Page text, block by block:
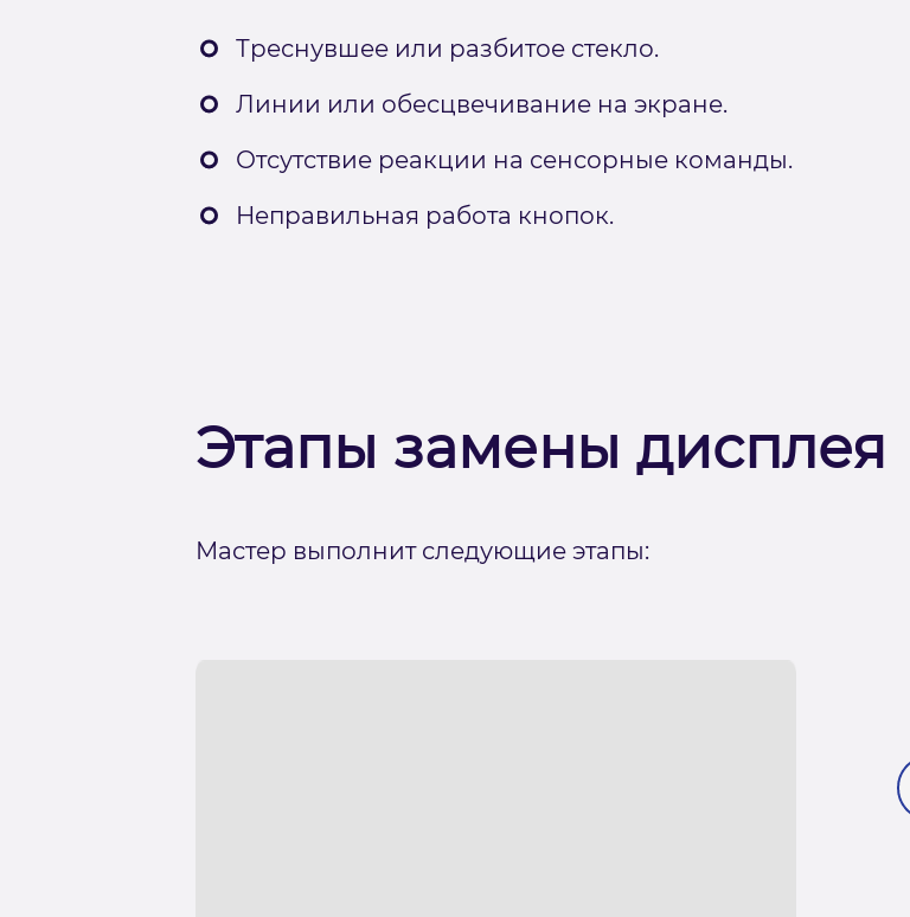
Треснувшее или разбитое стекло.
Линии или обесцвечивание на экране.
Отсутствие реакции на сенсорные команды.
Неправильная работа кнопок.
Этапы замены дисплея
Мастер выполнит следующие этапы: